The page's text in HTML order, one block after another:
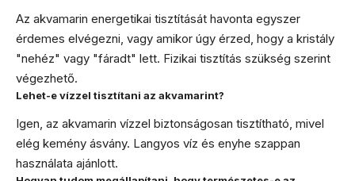
Az akvamarin energetikai tisztítását havonta egyszer
érdemes elvégezni, vagy amikor úgy érzed, hogy a kristály
"nehéz" vagy "fáradt" lett. Fizikai tisztítás szükség szerint
végezhető.
Lehet-e vízzel tisztítani az akvamarint?
Igen, az akvamarin vízzel biztonságosan tisztítható, mivel
elég kemény ásvány. Langyos víz és enyhe szappan
használata ajánlott.